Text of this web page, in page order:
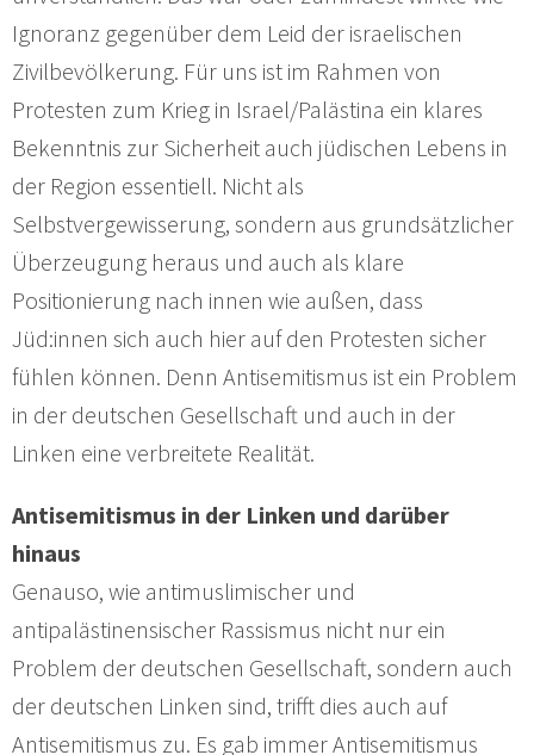
Ignoranz gegenüber dem Leid der israelischen
Zivilbevölkerung. Für uns ist im Rahmen von
Protesten zum Krieg in Israel/Palästina ein klares
Bekenntnis zur Sicherheit auch jüdischen Lebens in
der Region essentiell. Nicht als
Selbstvergewisserung, sondern aus grundsätzlicher
Überzeugung heraus und auch als klare
Positionierung nach innen wie außen, dass
Jüd:innen sich auch hier auf den Protesten sicher
fühlen können. Denn Antisemitismus ist ein Problem
in der deutschen Gesellschaft und auch in der
Linken eine verbreitete Realität.
Antisemitismus in der Linken und darüber
hinaus
Genauso, wie antimuslimischer und
antipalästinensischer Rassismus nicht nur ein
Problem der deutschen Gesellschaft, sondern auch
der deutschen Linken sind, trifft dies auch auf
Antisemitismus zu. Es gab immer Antisemitismus